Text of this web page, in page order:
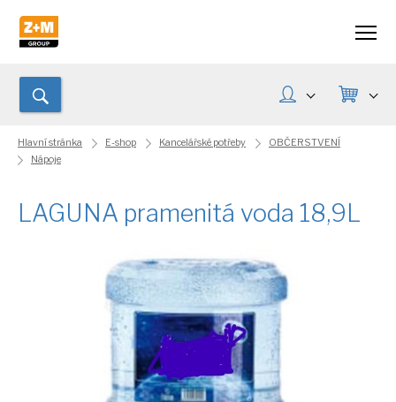
Hlavní stránka E-shop Kancelářské potřeby
OBČERSTVENÍ
Nápoje
LAGUNA pramenitá voda 18,9L